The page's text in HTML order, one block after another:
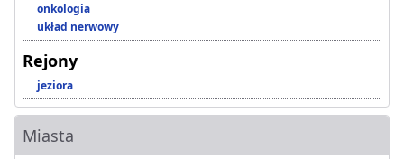
onkologia
układ nerwowy
Rejony
jeziora
Miasta